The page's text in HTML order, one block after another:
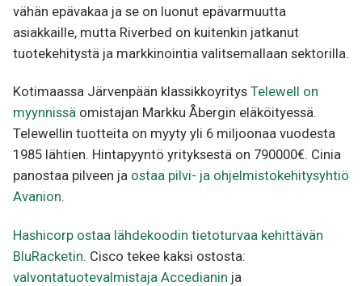
vähän epävakaa ja se on luonut epävarmuutta
asiakkaille, mutta Riverbed on kuitenkin jatkanut
tuotekehitystä ja markkinointia valitsemallaan sektorilla.
Kotimaassa Järvenpään klassikkoyritys Telewell on
myynnissä omistajan Markku Åbergin eläköityessä.
Telewellin tuotteita on myyty yli 6 miljoonaa vuodesta
1985 lähtien. Hintapyyntö yrityksestä on 790000€. Cinia
panostaa pilveen ja ostaa pilvi- ja ohjelmistokehitysyhtiö
Avanion.
Hashicorp ostaa lähdekoodin tietoturvaa kehittävän
BluRacketin. Cisco tekee kaksi ostosta:
valvontatuotevalmistaja Accedianin ja